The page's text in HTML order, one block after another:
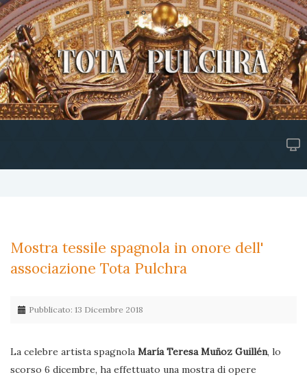
Mostra tessile spagnola in onore dell'
associazione Tota Pulchra
Pubblicato: 13 Dicembre 2018
La celebre artista spagnola María Teresa Muñoz Guillén, lo
scorso 6 dicembre, ha effettuato una mostra di opere